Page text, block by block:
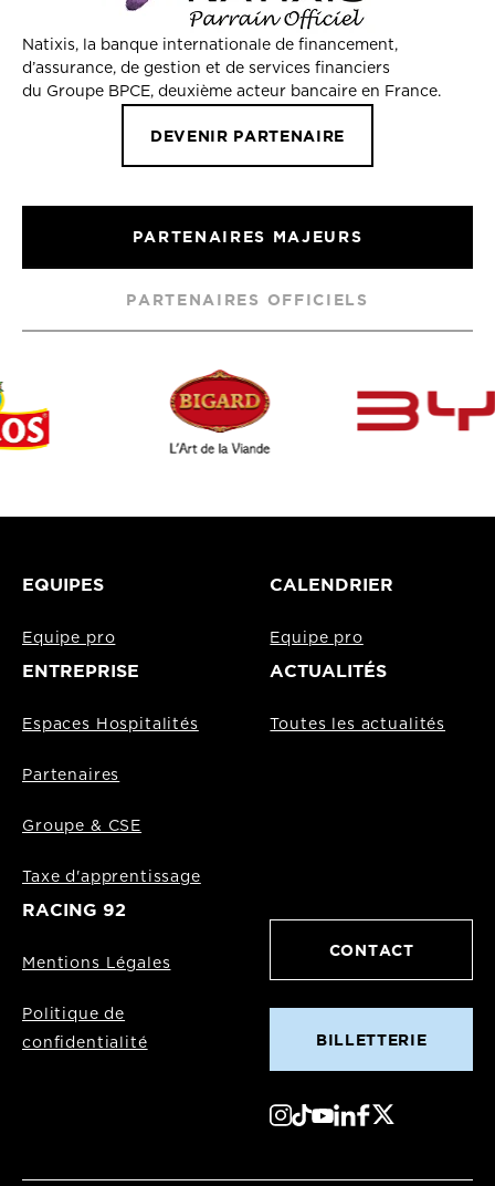
Natixis, la banque internationale de financement,
d’assurance, de gestion et de services financiers
du Groupe BPCE, deuxième acteur bancaire en France.
DEVENIR PARTENAIRE
PARTENAIRES MAJEURS
PARTENAIRES OFFICIELS
EQUIPES
Equipe pro
CALENDRIER
Equipe pro
ENTREPRISE
Espaces Hospitalités
Partenaires
Groupe & CSE
Taxe d'apprentissage
ACTUALITÉS
Toutes les actualités
RACING 92
Mentions Légales
Politique de
confidentialité
CONTACT
BILLETTERIE